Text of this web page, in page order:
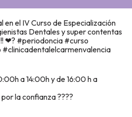
en el IV Curso de Especialización
Dentales y super contentas
❤? #periodoncia #curso
#clinicadentalelcarmenvalencia
a 14:00h y de 16:00 h a
la confianza????